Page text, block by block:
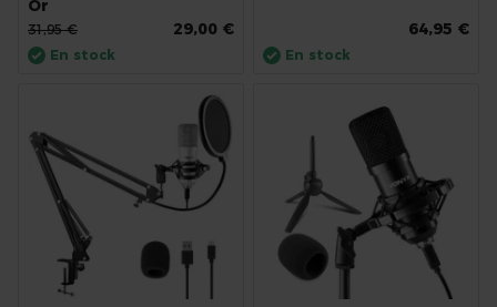
Or
29,00 €
31,95 €
En stock
64,95 €
En stock